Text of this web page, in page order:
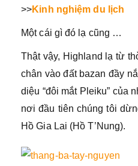
>>Kinh nghiệm du lịch
Một cái gì đó lạ cũng …
Thật vậy, Highland lạ từ
chân vào đất bazan đầy
diệu “đôi mắt Pleiku” của
nơi đầu tiên chúng tôi
Hồ Gia Lai (Hồ T’Nung).